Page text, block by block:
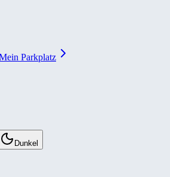
Parkplatz
Dunkel